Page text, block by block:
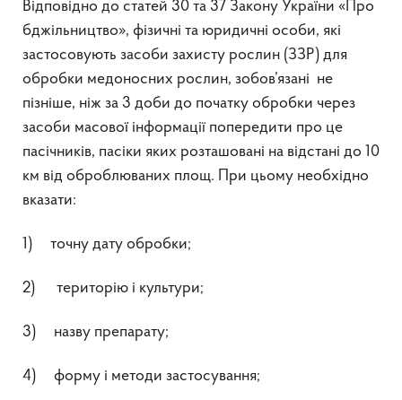
Відповідно до статей 30 та 37 Закону України «Про
бджільництво», фізичні та юридичні особи, які
застосовують засоби захисту рослин (ЗЗР) для
обробки медоносних рослин, зобов’язані не
пізніше, ніж за 3 доби до початку обробки через
засоби масової інформації попередити про це
пасічників, пасіки яких розташовані на відстані до 10
км від оброблюваних площ. При цьому необхідно
вказати:
1) точну дату обробки;
2) територію і культури;
3) назву препарату;
4) форму і методи застосування;